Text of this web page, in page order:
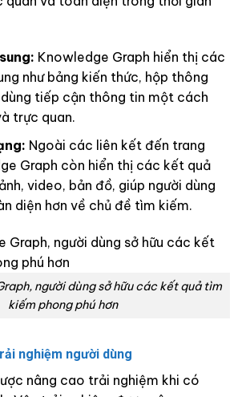
Knowledge Graph hiển thị các
như bảng kiến thức, hộp thông
tiếp cận thông tin một cách
trực quan.
Ngoài các liên kết đến trang
Graph còn hiển thị các kết quả
video, bản đồ, giúp người dùng
diện hơn về chủ đề tìm kiếm.
người dùng sở hữu các kết quả tìm
kiếm phong phú hơn
nghiệm người dùng
nâng cao trải nghiệm khi có